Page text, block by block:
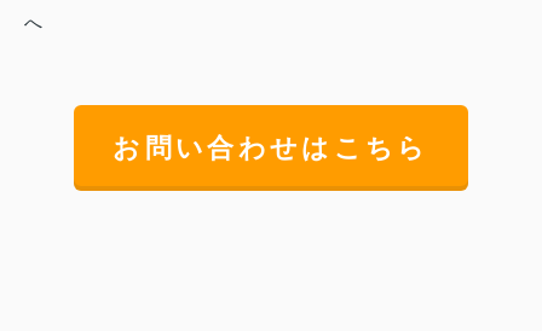
へ
お問い合わせはこちら